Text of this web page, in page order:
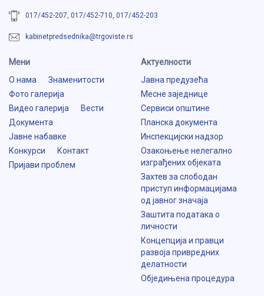
017/452-207, 017/452-710, 017/452-203
kabinetpredsednika@trgoviste.rs
Мени
О нама
Знаменитости
Фото галерија
Видео галерија
Вести
Документа
Јавне набавке
Конкурси
Контакт
Пријави проблем
Aктуелности
Јавна предузећа
Месне заједнице
Сервиси општине
Планска документа
Инспекцијски надзор
Озакоњење нелегално
изграђених објеката
Захтев за слободан
приступ информацијама
од јавног значаја
Заштита података о
личности
Концепција и правци
развоја привредних
делатности
Обједињена процедура